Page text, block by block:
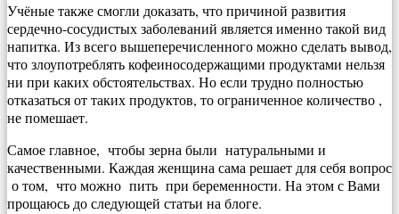
Учёные также смогли доказать, что причиной развития
сердечно-сосудистых заболеваний является именно такой вид
напитка. Из всего вышеперечисленного можно сделать вывод,
что злоупотреблять кофеиносодержащими продуктами нельзя
ни при каких обстоятельствах. Но если трудно полностью
отказаться от таких продуктов, то ограниченное количество ,
не помешает.
Самое главное, чтобы зерна были натуральными и
качественными. Каждая женщина сама решает для себя вопрос
о том, что можно пить при беременности. На этом с Вами
прощаюсь до следующей статьи на блоге.